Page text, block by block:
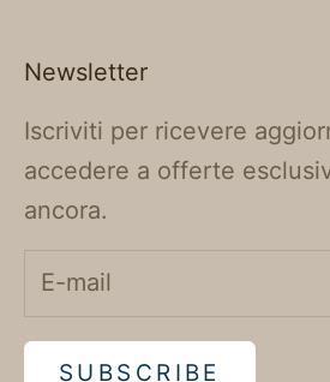
Newsletter
Iscriviti per ricevere
accedere a offerte
ancora.
SUBSCRIBE